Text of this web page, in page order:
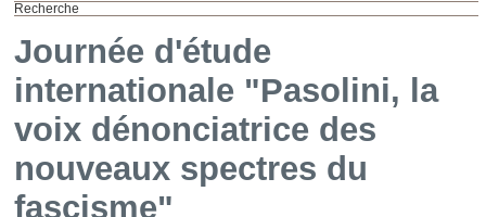
Recherche
Journée d'étude
internationale "Pasolini, la
voix dénonciatrice des
nouveaux spectres du
fascisme"